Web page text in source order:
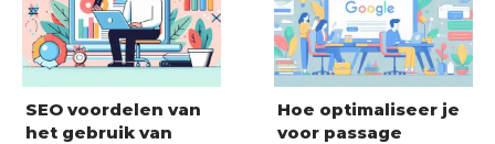
SEO voordelen van
het gebruik van
Hoe optimaliseer je
voor passage